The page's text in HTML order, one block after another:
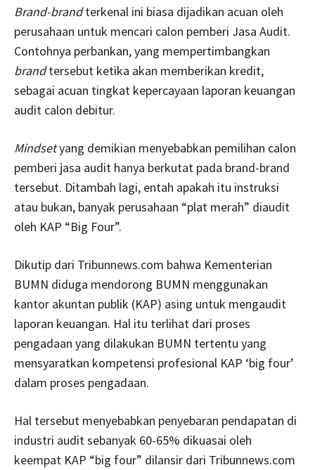
Brand-brandterkenal ini biasa dijadikan acuan oleh
perusahaan untuk mencari calon pemberi Jasa Audit.
Contohnya perbankan, yang mempertimbangkan
brandtersebut ketika akan memberikan kredit,
sebagai acuan tingkat kepercayaan laporan keuangan
audit calon debitur.
Mindsetyang demikian menyebabkan pemilihan calon
pemberi jasa audit hanya berkutat pada brand-brand
tersebut. Ditambah lagi, entah apakah itu instruksi
atau bukan, banyak perusahaan “plat merah” diaudit
oleh KAP “Big Four”.
Dikutip dari Tribunnews.com bahwa Kementerian
BUMN diduga mendorong BUMN menggunakan
kantor akuntan publik (KAP) asing untuk mengaudit
laporan keuangan. Hal itu terlihat dari proses
pengadaan yang dilakukan BUMN tertentu yang
mensyaratkan kompetensi profesional KAP ‘big four’
dalam proses pengadaan.
Hal tersebut menyebabkan penyebaran pendapatan di
industri audit sebanyak 60-65% dikuasai oleh
keempat KAP “big four” dilansir dari Tribunnews.com